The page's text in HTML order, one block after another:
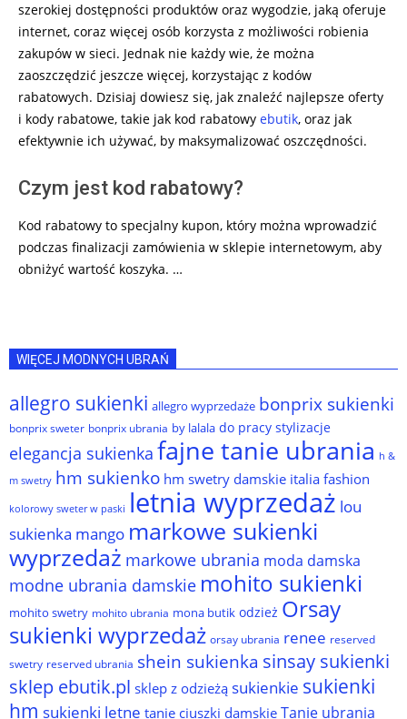
szerokiej dostępności produktów oraz wygodzie, jaką oferuje
internet, coraz więcej osób korzysta z możliwości robienia
zakupów w sieci. Jednak nie każdy wie, że można
zaoszczędzić jeszcze więcej, korzystając z kodów
rabatowych. Dzisiaj dowiesz się, jak znaleźć najlepsze oferty
i kody rabatowe, takie jak kod rabatowy ebutik, oraz jak
efektywnie ich używać, by maksymalizować oszczędności.
Czym jest kod rabatowy?
Kod rabatowy to specjalny kupon, który można wprowadzić
podczas finalizacji zamówienia w sklepie internetowym, aby
obniżyć wartość koszyka. …
WIĘCEJ MODNYCH UBRAŃ
allegro sukienki allegro wyprzedaże bonprix sukienki
bonprix sweter bonprix ubrania by lalala do pracy stylizacje
elegancja sukienka fajne tanie ubrania h &
m swetry hm sukienko hm swetry damskie italia fashion
kolorowy sweter w paski letnia wyprzedaż lou
sukienka mango markowe sukienki
wyprzedaż markowe ubrania moda damska
modne ubrania damskie mohito sukienki
mohito swetry mohito ubrania mona butik odzież Orsay
sukienki wyprzedaż orsay ubrania renee reserved
swetry reserved ubrania shein sukienka sinsay sukienki
sklep ebutik.pl sklep z odzieżą sukienkie sukienki
hm sukienki letne tanie ciuszki damskie Tanie ubrania